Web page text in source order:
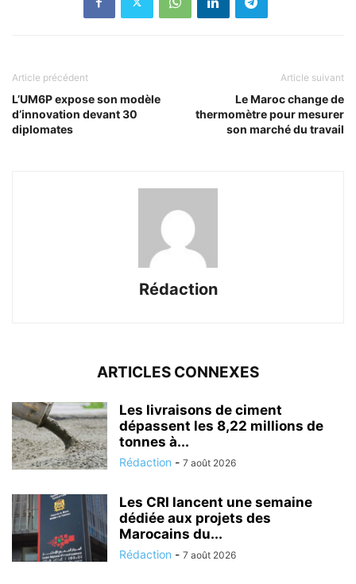
Article précédent
L’UM6P expose son modèle
d’innovation devant 30
diplomates
Article suivant
Le Maroc change de
thermomètre pour mesurer
son marché du travail
Rédaction
ARTICLES CONNEXES
Les livraisons de ciment
dépassent les 8,22 millions de
tonnes à...
Rédaction - 7 août 2026
Les CRI lancent une semaine
dédiée aux projets des
Marocains du...
Rédaction - 7 août 2026